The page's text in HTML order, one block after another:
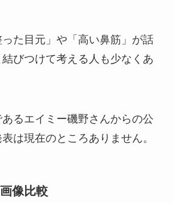
た目元」や「高い鼻筋」が話
びつけて考える人も少なくあ
るエイミー磯野さんからの公
は現在のところありません。
像比較